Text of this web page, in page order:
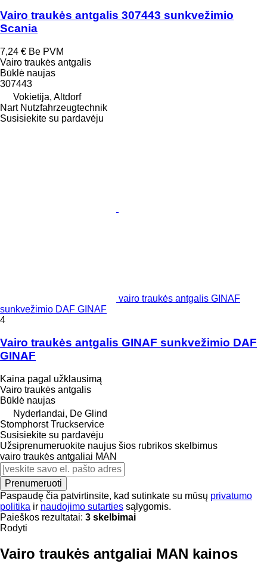
Vairo traukės antgalis 307443 sunkvežimio
Scania
7,24 € Be PVM
Vairo traukės antgalis
Būklė naujas
307443
Vokietija, Altdorf
Nart Nutzfahrzeugtechnik
Susisiekite su pardavėju
vairo traukės antgalis GINAF
sunkvežimio DAF GINAF
4
Vairo traukės antgalis GINAF sunkvežimio DAF
GINAF
Kaina pagal užklausimą
Vairo traukės antgalis
Būklė naujas
Nyderlandai, De Glind
Stomphorst Truckservice
Susisiekite su pardavėju
Užsiprenumeruokite naujus šios rubrikos skelbimus
vairo traukės antgaliai MAN
Prenumeruoti
Paspaudę čia patvirtinsite, kad sutinkate su mūsų privatumo
politika ir naudojimo sutarties sąlygomis.
Paieškos rezultatai: 3 skelbimai
Rodyti
Vairo traukės antgaliai MAN kainos